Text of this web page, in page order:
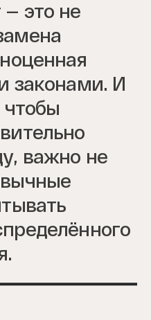
это не
законами. И
чтобы
важно не